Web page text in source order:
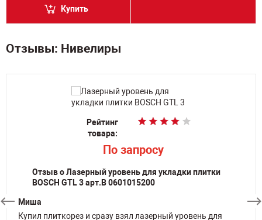
Купить
Отзывы: Нивелиры
Рейтинг
товара:
По запросу
Отзыв о Лазерный уровень для укладки плитки
BOSCH GTL 3 арт.B 0601015200
Миша
Купил плиткорез и сразу взял лазерный уровень для
Рейтинг
товара:
По запросу
Рейтинг
товара:
По запросу
Рейтинг
товара:
По запросу